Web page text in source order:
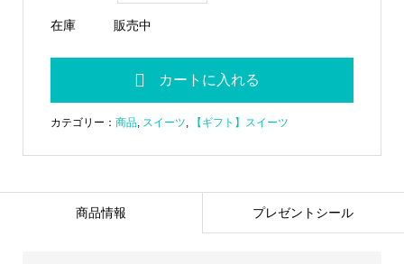
在庫 販売中
カテゴリー： 商品, スイーツ, 【ギフト】スイーツ
商品情報 プレゼントシール